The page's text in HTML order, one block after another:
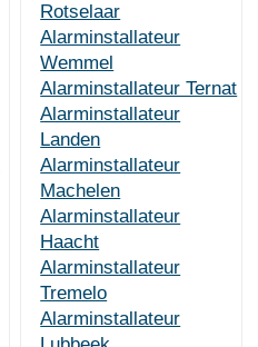
Rotselaar
Alarminstallateur
Wemmel
Alarminstallateur Ternat
Alarminstallateur
Landen
Alarminstallateur
Machelen
Alarminstallateur
Haacht
Alarminstallateur
Tremelo
Alarminstallateur